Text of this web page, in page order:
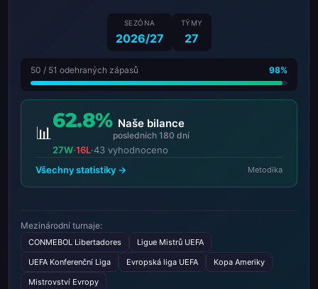
SEZÓNA
2026/27
TÝMY
27
50 / 51 odehraných zápasů 98%
📊
62.8% Naše bilance
posledních 180 dní
27W·16L·43 vyhodnoceno
Všechny statistiky →
Metodika
Mezinárodní turnaje:
CONMEBOL Libertadores
Ligue Mistrů UEFA
UEFA Konferenční Liga
Evropská liga UEFA
Kopa Ameriky
Mistrovství Evropy